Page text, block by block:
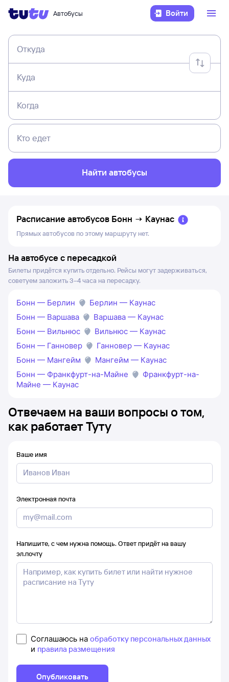
Автобусы Войти
Откуда
Куда
Когда
Кто едет
Найти автобусы
Расписание автобусов Бонн → Каунас
Прямых автобусов по этому маршруту нет.
На автобусе с пересадкой
Билеты придётся купить отдельно. Рейсы могут задерживаться,
советуем заложить 3–4 часа на пересадку.
Бонн — Берлин
Берлин — Каунас
Бонн — Варшава
Варшава — Каунас
Бонн — Вильнюс
Вильнюс — Каунас
Бонн — Ганновер
Ганновер — Каунас
Бонн — Мангейм
Мангейм — Каунас
Бонн — Франкфурт-на-Майне
Франкфурт-на-
Майне — Каунас
Отвечаем на ваши вопросы о том,
как работает Туту
Ваше имя
Электронная почта
Напишите, с чем нужна помощь. Ответ придёт на вашу
эл.почту
Соглашаюсь на обработку персональных данных
и правила размещения
Опубликовать